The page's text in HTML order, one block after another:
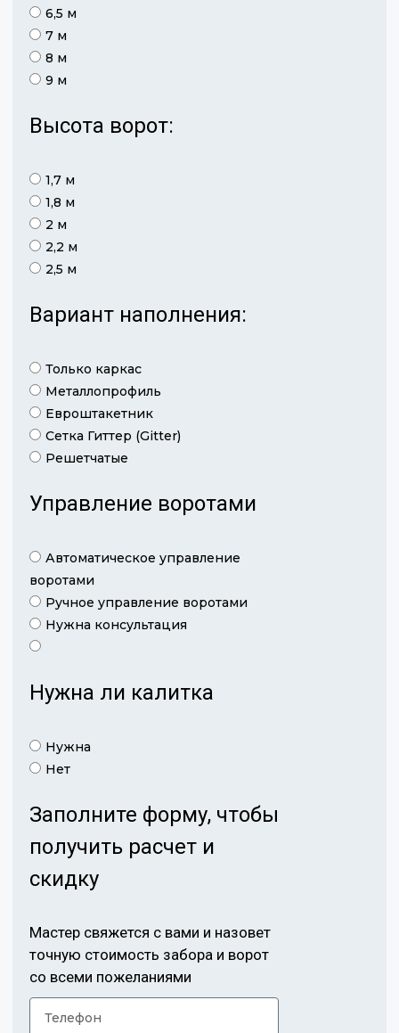
6,5 м
7 м
8 м
9 м
Высота ворот:
1,7 м
1,8 м
2 м
2,2 м
2,5 м
Вариант наполнения:
Только каркас
Металлопрофиль
Евроштакетник
Сетка Гиттер (Gitter)
Решетчатые
Управление воротами
Автоматическое управление
воротами
Ручное управление воротами
Нужна консультация
Нужна ли калитка
Нужна
Нет
Заполните форму, чтобы
получить расчет и
скидку
Мастер свяжется с вами и назовет
точную стоимость забора и ворот
со всеми пожеланиями